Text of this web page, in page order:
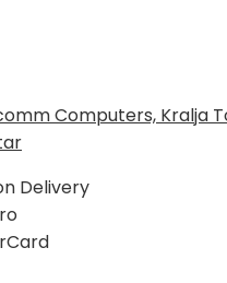
Computers, Kralja
Delivery